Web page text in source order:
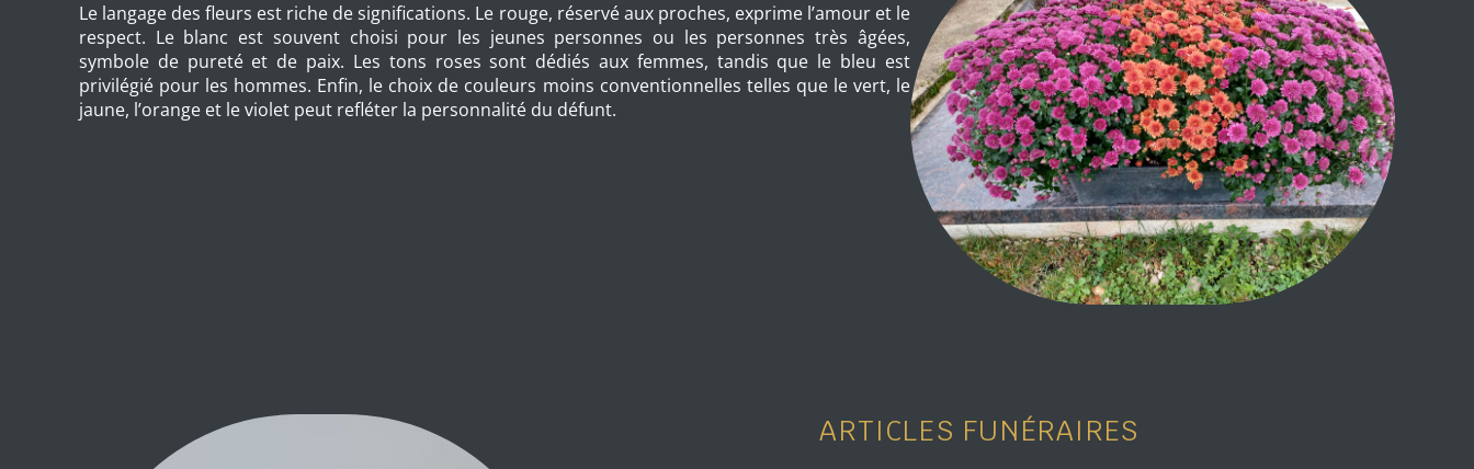
Le langage des fleurs est riche de significations. Le rouge, réservé aux proches, exprime l’amour et le
respect. Le blanc est souvent choisi pour les jeunes personnes ou les personnes très âgées,
symbole de pureté et de paix. Les tons roses sont dédiés aux femmes, tandis que le bleu est
privilégié pour les hommes. Enfin, le choix de couleurs moins conventionnelles telles que le vert, le
jaune, l’orange et le violet peut refléter la personnalité du défunt.
ARTICLES FUNÉRAIRES